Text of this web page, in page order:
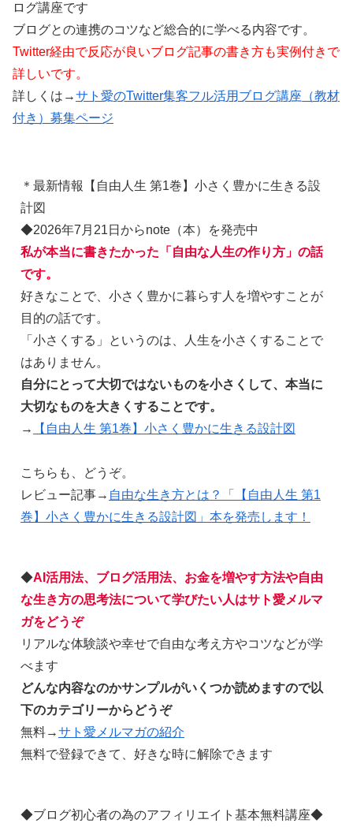
ログ講座です
ブログとの連携のコツなど総合的に学べる内容です。
Twitter経由で反応が良いブログ記事の書き方も実例付きで
詳しいです。
詳しくは→サト愛のTwitter集客フル活用ブログ講座（教材
付き）募集ページ
＊最新情報【自由人生 第1巻】小さく豊かに生きる設
計図
◆2026年7月21日からnote（本）を発売中
私が本当に書きたかった「自由な人生の作り方」の話
です。
好きなことで、小さく豊かに暮らす人を増やすことが
目的の話です。
「小さくする」というのは、人生を小さくすることで
はありません。
自分にとって大切ではないものを小さくして、本当に
大切なものを大きくすることです。
→
【自由人生 第1巻】小さく豊かに生きる設計図
こちらも、どうぞ。
レビュー記事→ 自由な生き方とは？「【自由人生 第1
巻】小さく豊かに生きる設計図」本を発売します！
◆AI活用法、ブログ活用法、お金を増やす方法や自由
な生き方の思考法について学びたい人はサト愛メルマ
ガをどうぞ
リアルな体験談や幸せで自由な考え方やコツなどが学
べます
どんな内容なのかサンプルがいくつか読めますので以
下のカテゴリーからどうぞ
無料→サト愛メルマガの紹介
無料で登録できて、好きな時に解除できます
◆ブログ初心者の為のアフィリエイト基本無料講座◆